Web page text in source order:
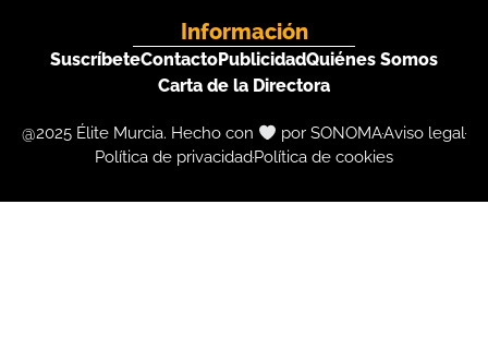
Información
SuscríbeteContactoPublicidadQuiénes Somos
Carta de la Directora
@2025 Élite Murcia. Hecho con por SONOMAAviso legal
Política de privacidadPolítica de cookies